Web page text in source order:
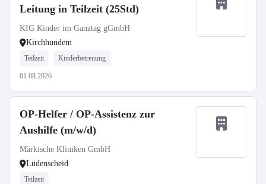
Leitung in Teilzeit (25Std)
KIG Kinder im Ganztag gGmbH
Kirchhundem
Teilzeit Kinderbetreuung
01.08.2026
OP-Helfer / OP-Assistenz zur
Aushilfe (m/w/d)
Märkische Kliniken GmbH
Lüdenscheid
Teilzeit